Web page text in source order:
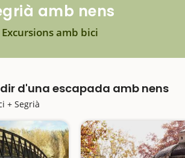
amb nens
Excursions amb bici
d'una escapada amb nens
+ Segrià